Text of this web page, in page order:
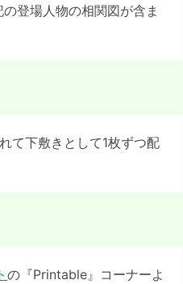
登場人物の相関図が含ま
て下敷きとして1枚ずつ配
の『Printable』コーナーよ